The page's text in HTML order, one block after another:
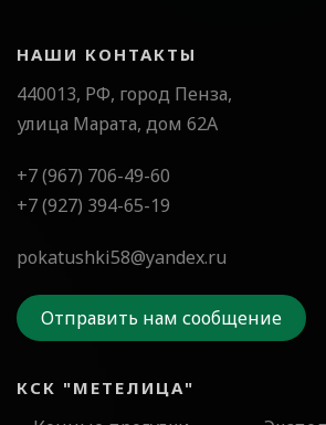
НАШИ КОНТАКТЫ
440013, РФ, город Пенза,
улица Марата, дом 62А
+7 (967) 706-49-60
+7 (927) 394-65-19
pokatushki58@yandex.ru
Отправить нам сообщение
КСК "МЕТЕЛИЦА"